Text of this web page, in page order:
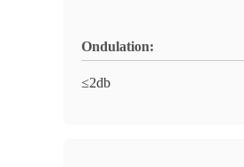
Ondulation:
≤2db